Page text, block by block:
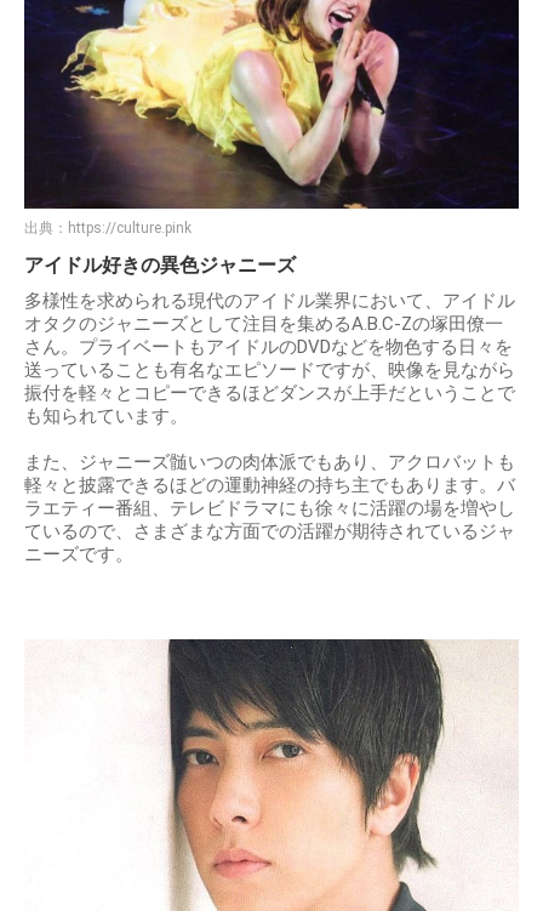
出典： https://culture.pink
アイドル好きの異色ジャニーズ
多様性を求められる現代のアイドル業界において、アイドル
オタクのジャニーズとして注目を集めるA.B.C-Zの塚田僚一
さん。プライベートもアイドルのDVDなどを物色する日々を
送っていることも有名なエピソードですが、映像を見ながら
振付を軽々とコピーできるほどダンスが上手だということで
も知られています。
また、ジャニーズ髄いつの肉体派でもあり、アクロバットも
軽々と披露できるほどの運動神経の持ち主でもあります。バ
ラエティー番組、テレビドラマにも徐々に活躍の場を増やし
ているので、さまざまな方面での活躍が期待されているジャ
ニーズです。